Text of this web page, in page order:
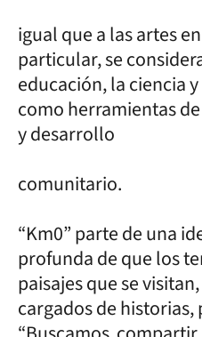
igual que a las artes
particular, se
educación, la ciencia
como herramientas
y desarrollo
comunitario.
“Km0” parte de una
profunda de que los
paisajes que se
cargados de historias,